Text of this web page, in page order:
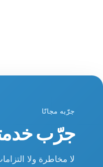
جرّبه مجانًا
جرّب
لا مخاطرة ولا